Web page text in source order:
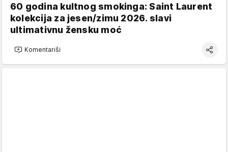
60 godina kultnog smokinga: Saint Laurent
kolekcija za jesen/zimu 2026. slavi
ultimativnu žensku moć
Komentariši